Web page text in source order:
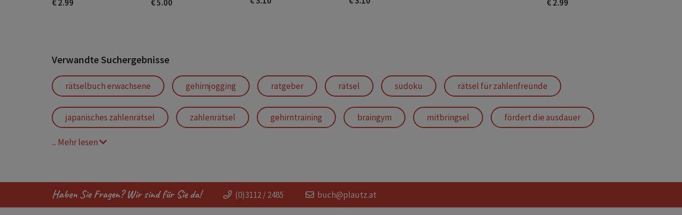
€ 2.99 € 5.00 € 2.99
Verwandte Suchergebnisse
rätselbuch erwachsene gehirnjogging ratgeber rätsel sudoku rätsel für zahlenfreunde
japanisches zahlenrätsel zahlenrätsel gehirntraining braingym mitbringsel fördert die ausdauer
fördert die konzentrationsfähigkeit
... Mehr lesen
Haben Sie Fragen? Wir sind für Sie da! (0)3112 / 2485 buch@plautz.at